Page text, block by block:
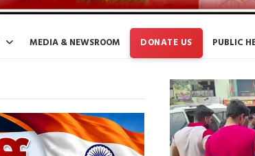
MEDIA & NEWSROOM DONATE US PUBLIC
Video
Player